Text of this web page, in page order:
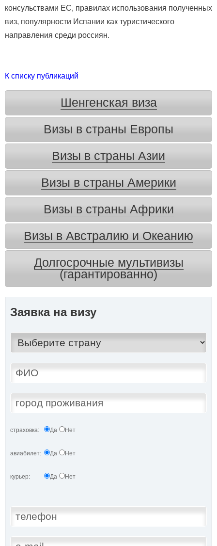
консульствами ЕС, правилах использования полученных
виз, популярности Испании как туристического
направления среди россиян.
К списку публикаций
Шенгенская виза
Визы в страны Европы
Визы в страны Азии
Визы в страны Америки
Визы в страны Африки
Визы в Австралию и Океанию
Долгосрочные мультивизы
(гарантированно)
Заявка на визу
страховка: Да Нет
авиабилет: Да Нет
курьер: Да Нет